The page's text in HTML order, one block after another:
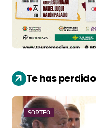
Te has perdido
SORTEO